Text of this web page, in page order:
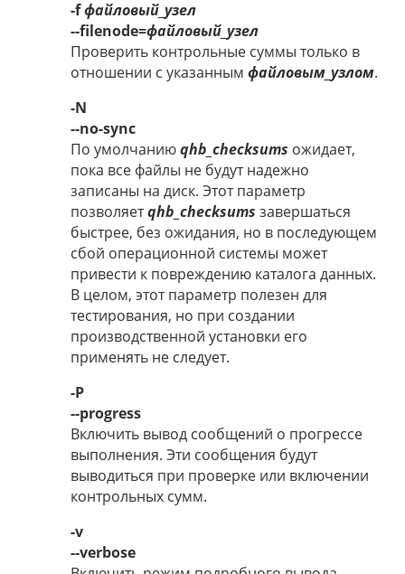
-fфайловый_узел
--filenode=файловый_узел
Проверить контрольные суммы только в
отношении с указанным файловым_узлом.
-N
--no-sync
По умолчаниюqhb_checksums ожидает,
пока все файлы не будут надежно
записаны на диск. Этот параметр
позволяетqhb_checksums завершаться
быстрее, без ожидания, но в последующем
сбой операционной системы может
привести к повреждению каталога данных.
В целом, этот параметр полезен для
тестирования, но при создании
производственной установки его
применять не следует.
-P
--progress
Включить вывод сообщений о прогрессе
выполнения. Эти сообщения будут
выводиться при проверке или включении
контрольных сумм.
-v
--verbose